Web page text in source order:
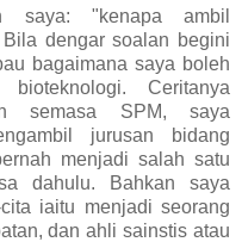
saya: "kenapa ambil
dengar soalan begini
bagaimana saya boleh
Ceritanya
semasa SPM, saya
jurusan bidang
menjadi salah satu
dahulu. Bahkan saya
iaitu menjadi seorang
dan ahli sainstis atau